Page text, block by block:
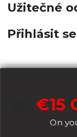
Užitečné
Přihlásit
€15
On